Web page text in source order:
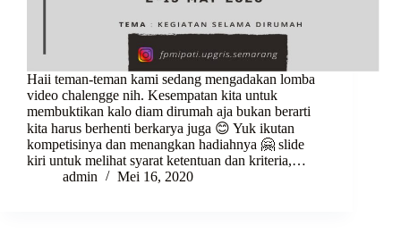
Haii teman-teman kami sedang mengadakan lomba
video chalengge nih. Kesempatan kita untuk
membuktikan kalo diam dirumah aja bukan berarti
kita harus berhenti berkarya juga 😊 Yuk ikutan
kompetisinya dan menangkan hadiahnya 🤗 slide
kiri untuk melihat syarat ketentuan dan kriteria,…
admin
Mei 16, 2020